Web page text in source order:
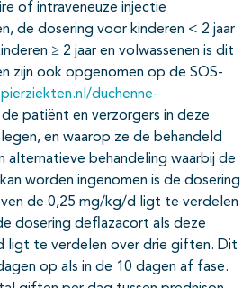
of intraveneuze injectie
de dosering voor kinderen < 2 jaar
≥ 2 jaar en volwassenen is dit
zijn ook opgenomen op de SOS-
duchenne-
patiënt en verzorgers in deze
en waarop ze de behandeld
alternatieve behandeling waarbij de
worden ingenomen is de dosering
de 0,25 mg/kg/d ligt te verdelen
dosering deflazacort als deze
ligt te verdelen over drie giften. Dit
op als in de 10 dagen af fase.